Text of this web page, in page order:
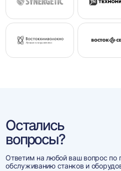
Остались
вопросы?
Ответим на любой ваш вопрос по
обслуживанию станков и